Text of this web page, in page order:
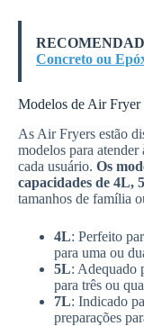
Concreto ou
Modelos de Air Fryer
As Air Fryers estão
modelos para atender
cada usuário. Os
capacidades de 4L,
tamanhos de família
4L: Perfeito
para uma ou
5L: Adequado
para três ou
7L: Indicado
preparações